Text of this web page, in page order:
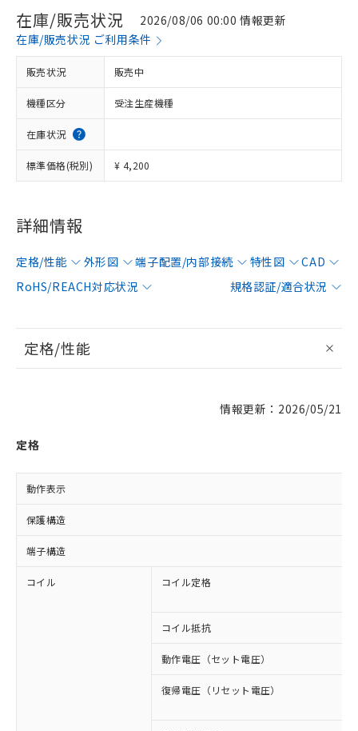
在庫/販売状況
2026/08/06 00:00 情報更新
在庫/販売状況 ご利用条件
販売状況 販売中
機種区分 受注生産機種
在庫状況
標準価格(税別) ¥ 4,200
詳細情報
定格/性能 外形図 端子配置/内部接続 特性図
CAD
RoHS/REACH対応状況
規格認証/適合状況
定格/性能
情報更新：2026/05/21
定格
動作表示
保護構造
端子構造
コイル コイル定格
コイル抵抗
動作電圧（セット電圧）
復帰電圧（リセット電圧）